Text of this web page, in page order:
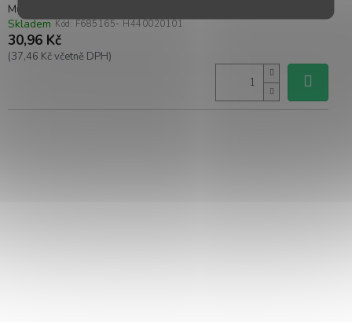
Mulcová zábrana TRHEM
Skladem Kód: F685165- H440020101
30,96 Kč
(37,46 Kč včetně DPH)